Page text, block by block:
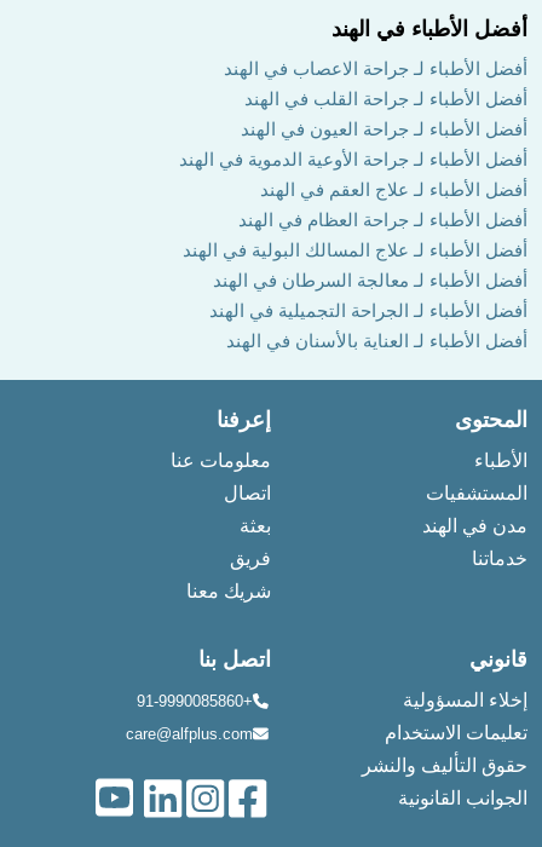
أفضل الأطباء في الهند
أفضل الأطباء لـ جراحة الاعصاب في الهند
أفضل الأطباء لـ جراحة القلب في الهند
أفضل الأطباء لـ جراحة العيون في الهند
أفضل الأطباء لـ جراحة الأوعية الدموية في الهند
أفضل الأطباء لـ علاج العقم في الهند
أفضل الأطباء لـ جراحة العظام في الهند
أفضل الأطباء لـ علاج المسالك البولية في الهند
أفضل الأطباء لـ معالجة السرطان في الهند
أفضل الأطباء لـ الجراحة التجميلية في الهند
أفضل الأطباء لـ العناية بالأسنان في الهند
المحتوى
الأطباء
المستشفيات
مدن في الهند
خدماتنا
إعرفنا
معلومات عنا
اتصال
بعثة
فريق
شريك معنا
قانوني
إخلاء المسؤولية
تعليمات الاستخدام
حقوق التأليف والنشر
الجوانب القانونية
اتصل بنا
+91-9990085860
care@alfplus.com